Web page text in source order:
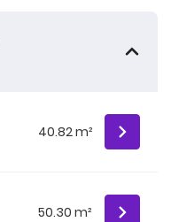
40.82 m²
50.30 m²